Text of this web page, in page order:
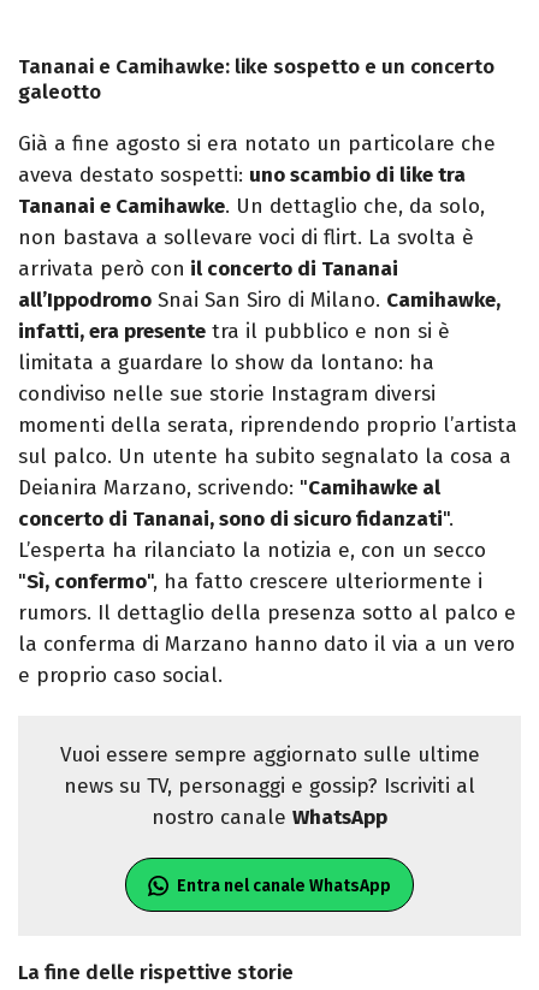
Tananai e Camihawke: like sospetto e un concerto
galeotto
Già a fine agosto si era notato un particolare che
aveva destato sospetti: uno scambio di like tra
Tananai e Camihawke. Un dettaglio che, da solo,
non bastava a sollevare voci di flirt. La svolta è
arrivata però con il concerto di Tananai
all’Ippodromo Snai San Siro di Milano. Camihawke,
infatti, era presente tra il pubblico e non si è
limitata a guardare lo show da lontano: ha
condiviso nelle sue storie Instagram diversi
momenti della serata, riprendendo proprio l’artista
sul palco. Un utente ha subito segnalato la cosa a
Deianira Marzano, scrivendo: "Camihawke al
concerto di Tananai, sono di sicuro fidanzati".
L’esperta ha rilanciato la notizia e, con un secco
"Sì, confermo", ha fatto crescere ulteriormente i
rumors. Il dettaglio della presenza sotto al palco e
la conferma di Marzano hanno dato il via a un vero
e proprio caso social.
Vuoi essere sempre aggiornato sulle ultime
news su TV, personaggi e gossip? Iscriviti al
nostro canale WhatsApp
Entra nel canale WhatsApp
La fine delle rispettive storie